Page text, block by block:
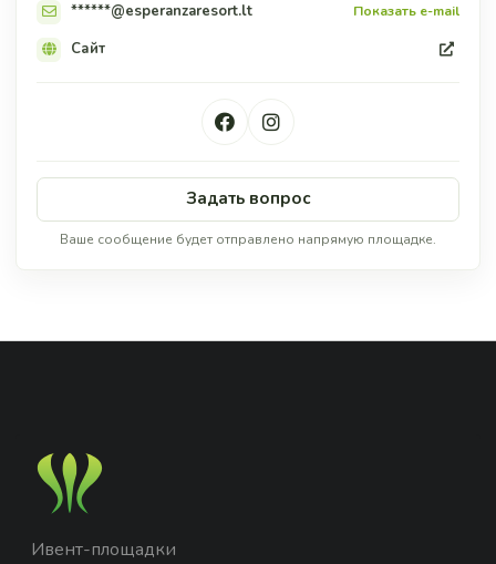
******@esperanzaresort.lt Показать e-mail
Сайт
Задать вопрос
Ваше сообщение будет отправлено напрямую площадке.
Ивент-площадки